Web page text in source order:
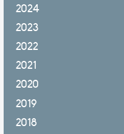
2024
2023
2022
2021
2020
2019
2018